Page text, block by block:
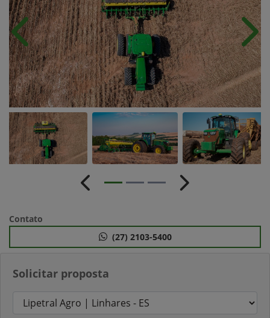
Solicitar proposta
Anterior
Anterior Próximo
Contato
(27) 2103-5400